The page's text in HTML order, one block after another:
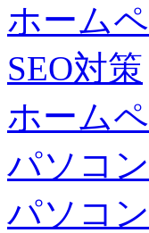
ホーム
SEO対策
ホーム
パソコ
パソコ